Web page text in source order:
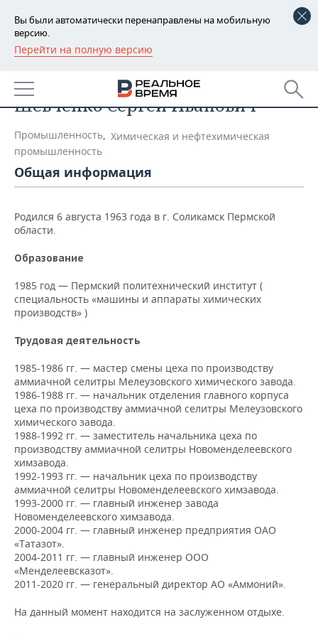
Вы были автоматически перенаправлены на мобильную
версию.
Перейти на полную версию
РЕГИОНЫ
БАШКОРТОСТАН
ТАТАРСТАН
УДМУРТИЯ
НОВОСТИ
НОВОСТИ АНАЛИТИКИ
ДЕКЛАРАЦИИ О ДОХОДАХ
КОРОЛИ ГОСЗАКАЗА ПФО
КОМУ ПРИНАДЛЕЖАТ
ТОРГОВЫЕ ЦЕНТРЫ
ТАТАРСТАНА
ЭКОНОМИКА
НОВОСТИ ЭКОНОМИКИ
ФИНАНСЫ
БЮДЖЕТ
ИНВЕСТИЦИИ
ПРОМЫШЛЕННОСТЬ
НОВОСТИ
ПРОМЫШЛЕННОСТИ
АГРОПРОМ
МАШИНОСТРОЕНИЕ
НЕФТЕХИМИЯ
ОПК
ЭНЕРГЕТИКА
НЕДВИЖИМОСТЬ
НОВОСТИ АВТО
БИЗНЕС
НОВОСТИ БИЗНЕСА
РОЗНИЧНАЯ ТОРГОВЛЯ
ТРАНСПОРТ
УСЛУГИ
ТЕХНОЛОГИИ
НОВОСТИ ТЕХНОЛОГИЙ
IT
МЕДИА
ТЕЛЕКОММУНИКАЦИИ
МЕРОПРИЯТИЯ
НОВОСТИ МЕРОПРИЯТИЙ
ВЫЕЗДНАЯ РЕДАКЦИЯ
БИЗНЕС-БРАНЧИ
ONLINE-КОНФЕРЕНЦИИ
ОТКРЫТАЯ ЛЕКЦИЯ
СПОРТ
НОВОСТИ СПОРТА
ФУТБОЛ
ХОККЕЙ
БАСКЕТБОЛ
ВОЛЕЙБОЛ
КИБЕРСПОРТ
ФИГУРНОЕ КАТАНИЕ
ОБЩЕСТВО
НОВОСТИ ОБЩЕСТВА
ВЛАСТЬ
ИНФРАСТРУКТУРА
ИСТОРИЯ
КУЛЬТУРА
МЕДИЦИНА
ФОТОГАЛЕРЕЯ
СЮЖЕТЫ
СПРАВОЧНИК
СПИСОК ПЕРСОН
СПИСОК КОМПАНИЙ
ПОЛНАЯ ВЕРСИЯ
Шевченко Сергей Иванович
Промышленность, Химическая и нефтехимическая
промышленность
Общая информация
Родился 6 августа 1963 года в г. Соликамск Пермской
области.
Образование
1985 год — Пермский политехнический институт (
специальность «машины и аппараты химических
производств» )
Трудовая деятельность
1985-1986 гг. — мастер смены цеха по производству
аммиачной селитры Мелеузовского химического завода.
1986-1988 гг. — начальник отделения главного корпуса
цеха по производству аммиачной селитры Мелеузовского
химического завода.
1988-1992 гг. — заместитель начальника цеха по
производству аммиачной селитры Новоменделеевского
химзавода.
1992-1993 гг. — начальник цеха по производству
аммиачной селитры Новоменделеевского химзавода.
1993-2000 гг. — главный инженер завода
Новоменделеевского химзавода.
2000-2004 гг. — главный инженер предприятия ОАО
«Татазот».
2004-2011 гг. — главный инженер ООО
«Менделеевсказот».
2011-2020 гг. — генеральный директор АО «Аммоний».
На данный момент находится на заслуженном отдыхе.